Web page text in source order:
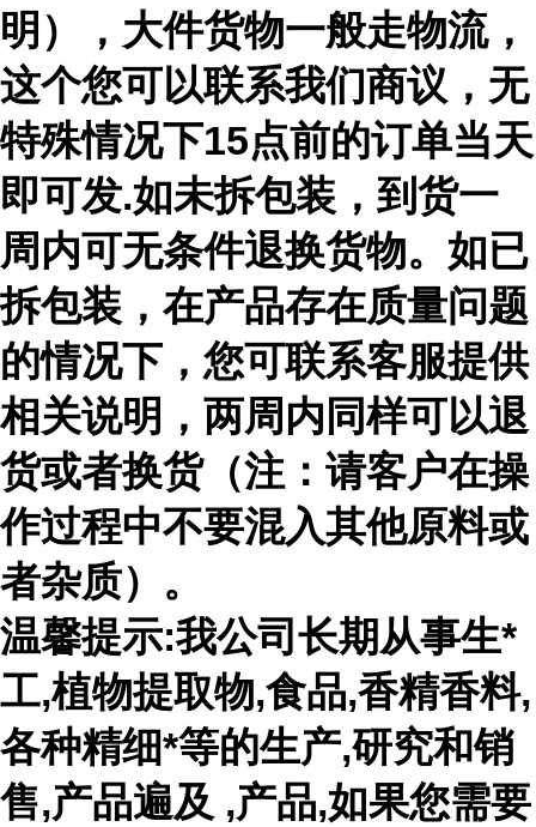
明），大件货物一般走物流，
这个您可以联系我们商议，无
特殊情况下15点前的订单当天
即可发.如未拆包装，到货一
周内可无条件退换货物。如已
拆包装，在产品存在质量问题
的情况下，您可联系客服提供
相关说明，两周内同样可以退
货或者换货（注：请客户在操
作过程中不要混入其他原料或
者杂质）。
温馨提示:我公司长期从事生*
工,植物提取物,食品,香精香料,
各种精细*等的生产,研究和销
售,产品遍及 ,产品,如果您需要